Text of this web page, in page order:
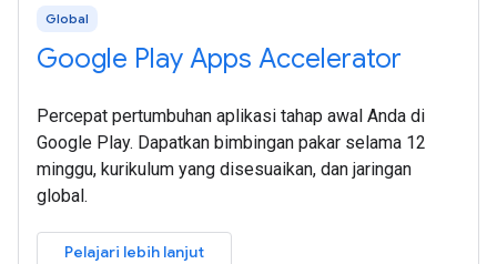
Global
Google Play Apps Accelerator
Percepat pertumbuhan aplikasi tahap awal Anda di
Google Play. Dapatkan bimbingan pakar selama 12
minggu, kurikulum yang disesuaikan, dan jaringan
global.
Pelajari lebih lanjut